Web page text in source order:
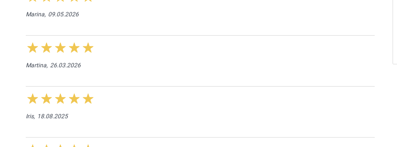
Marina, 09.05.2026
Martina, 26.03.2026
Iris, 18.08.2025